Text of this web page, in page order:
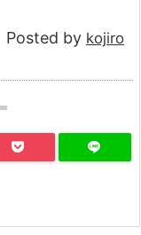
Posted by kojiro